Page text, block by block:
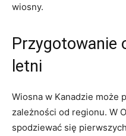
wiosny.
Przygotowanie
letni
Wiosna w Kanadzie może
zależności⁤ od regionu. W
spodziewać się